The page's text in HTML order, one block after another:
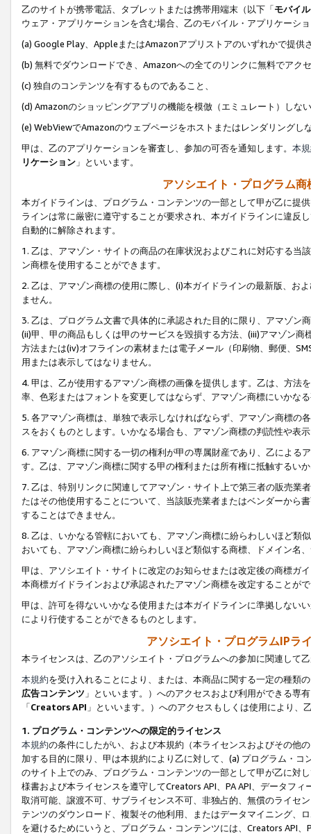
乙のサイトが携帯電話、タブレットまたは携帯用端末（以下「モバイ
ウェア・アプリケーションを含む場合、乙のモバイル・アプリケーシ
(a) Google Play、AppleまたはAmazonアプリストアのいずれかで提供
(b) 無料でダウンロードでき、Amazonへの全てのリンクに無料でアク
(c) 独自のコンテンツを有するものであること、
(d) Amazonのショッピングアプリの機能を模倣（エミュレート）しな
(e) WebViewでAmazonのウェブページをホストまたはレンダリングし
甲は、乙のアプリケーションを審査し、参加の可否を通知します。 本
リケーション 」といいます。
アソシエイト・プログラム
本ガイドラインは、プログラム・コンテンツの一部として甲が乙に提
ラインは常に厳密に遵守することが要求され、本ガイドラインに違反
自動的に解除されます。
1. 乙は、アマゾン・サイトの商品の在庫状況およびこれに対応する
ン商標を使用することができます。
2. 乙は、アマゾン商標の使用に際し、(i)本ガイドラインの最新版、お
ません。
3. 乙は、プログラム文書で具体的に承認された目的に限り、アマゾン
(ii)甲、甲の商品もしくは甲のサービスを毀損する方法、(iii)アマゾン
方法または(iv)オフラインの素材または電子メール（印刷物、郵便、
用または表示してはなりません。
4. 甲は、乙が使用するアマゾン商標の画像を提供します。乙は、方
率、色彩またはフォントを変更してはならず、アマゾン商標にいかな
5. 各アマゾン商標は、単独で表示しなければならず、アマゾン商標
スをおくものとします。いかなる場合も、アマゾン商標の判読性や表
6. アマゾン商標に関する一切の権利が甲の専属財産であり、乙による
す。乙は、アマゾン商標に関する甲の権利または所有権に抵触するい
7. 乙は、特別リンクに関連してアマゾン・サイト上で第三者の販売
たはその他使用することについて、当該販売業者またはベンダーから
することはできません。
8. 乙は、いかなる管轄においても、アマゾン商標に紛らわしいほど類
おいても、アマゾン商標に紛らわしいほど類似する商標、ドメイン名
甲は、アソシエイト・サイトに改定のお知らせまたは改定後の商標ガ
本商標ガイドラインおよび承認されたアマゾン商標を改定することが
甲は、許可を得ないいかなる使用または本ガイドラインに準拠しない
により行使することができるものとします。
アソシエイト・プログラムIPラ
本ライセンスは、乙のアソシエイト・プログラムへの参加に関連して
本規約を受け入れることにより、または、本商品に関する一定の種類
広告コンテンツ 」といいます。）へのアクセスおよび利用ができる専
「Creators API 」といいます。）へのアクセスもしくは使用により
1. プログラム・コンテンツへの限定的ライセンス
本規約の条件にしたがい、および本規約（本ライセンスおよびその他
加する目的に限り、甲は本規約により乙に対して、(a) プログラム・
のサイト上でのみ、プログラム・コンテンツの一部として甲が乙に対
様書および本ライセンスを遵守してCreators API、PA API、データフ
取消可能、譲渡不可、サブライセンス不可、非独占的、無償のライセ
テンツのダウンロード、複製その他利用、またはデータマイニング、
を避けるためにいうと、プログラム・コンテンツには、Creators API